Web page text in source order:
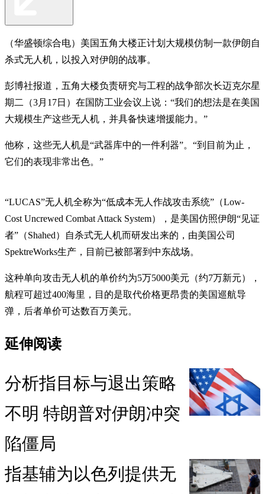
（华盛顿综合电）美国五角大楼正计划大规模仿制一款伊朗自
杀式无人机，以投入对伊朗的战事。
彭博社报道，五角大楼负责研究与工程的战争部次长迈克尔星
期二（3月17日）在国防工业会议上说：“我们的想法是在美国
大规模生产这些无人机，并具备快速增援能力。”
他称，这些无人机是“武器库中的一件利器”。“到目前为止，
它们的表现非常出色。”
“LUCAS”无人机全称为“低成本无人作战攻击系统”（Low-
Cost Uncrewed Combat Attack System），是美国仿照伊朗“见证
者”（Shahed）自杀式无人机而研发出来的，由美国公司
SpektreWorks生产，目前已被部署到中东战场。
这种单向攻击无人机的单价约为5万5000美元（约7万新元），
航程可超过400海里，目的是取代价格更昂贵的美国巡航导
弹，后者单价可达数百万美元。
延伸阅读
分析指目标与退出策略
不明 特朗普对伊朗冲突
陷僵局
指基辅为以色列提供无